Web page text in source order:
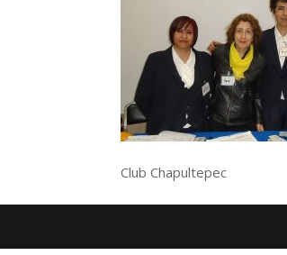
Club Chapultepec